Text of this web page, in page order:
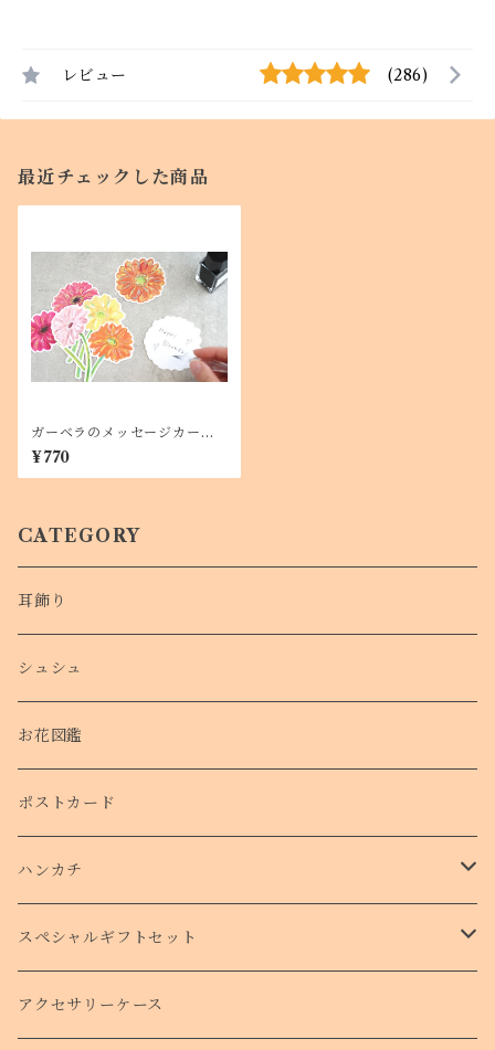
レビュー (286)
最近チェックした商品
ガーベラのメッセージカー
ド しおりにも
¥770
CATEGORY
耳飾り
シュシュ
お花図鑑
ポストカード
ハンカチ
タオルハンカチ
スペシャルギフトセット
クリスマスコフレ
アクセサリーケース